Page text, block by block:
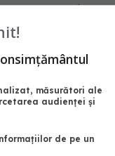
expunere la
dintr-o
măsurători ale
audienței și
de pe un